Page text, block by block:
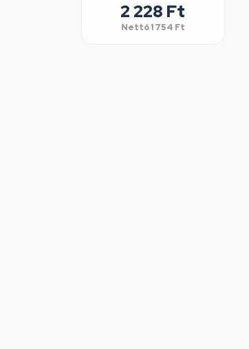
2 228 Ft
Nettó1 754 Ft